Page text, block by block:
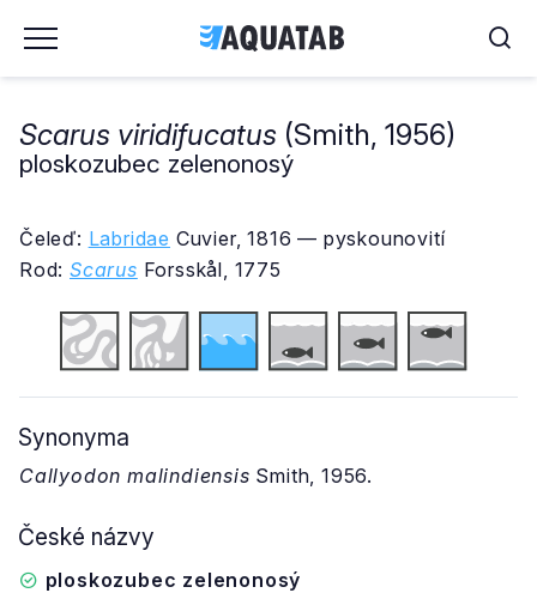
Scarus viridifucatus (Smith, 1956)
ploskozubec zelenonosý
Čeleď: Labridae Cuvier, 1816 — pyskounovití
Rod: Scarus Forsskål, 1775
Synonyma
Callyodon malindiensis Smith, 1956.
České názvy
ploskozubec zelenonosý